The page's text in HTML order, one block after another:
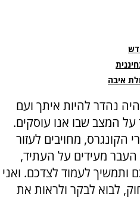
איבה
נהדר להיות איתך ועם
על המצב שבו אנו עוסקים.
הקונגרס, מחויבים לעזור
העבר מעידים על העתיד,
ותמשיך לעמוד לצדכם. ואני
לבוא לבקר ולראות את